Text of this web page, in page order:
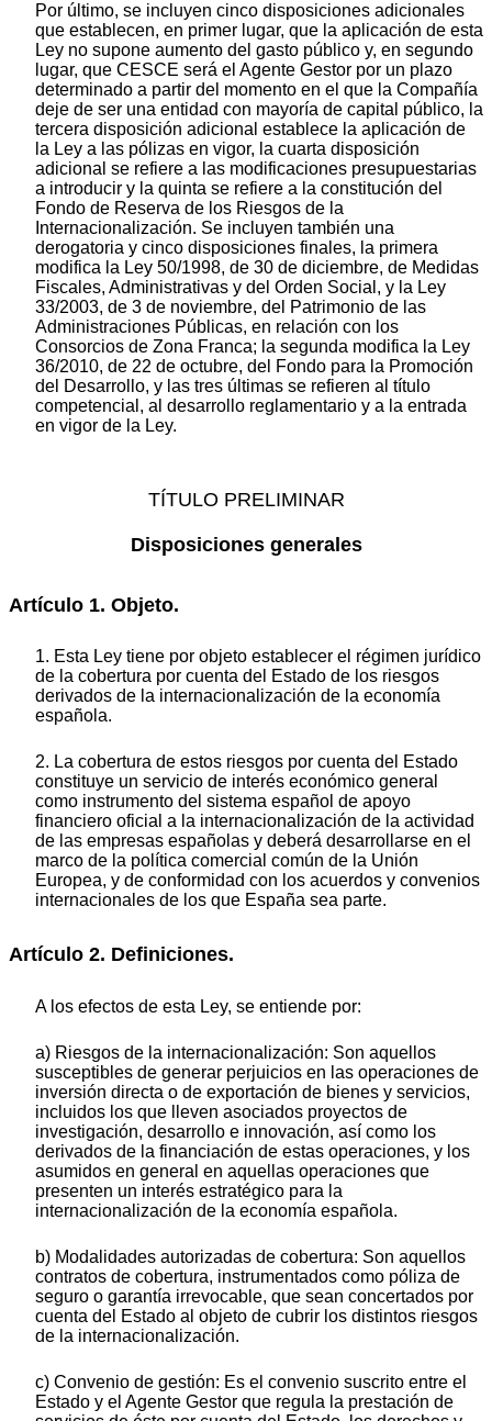
Por último, se incluyen cinco disposiciones adicionales
que establecen, en primer lugar, que la aplicación de esta
Ley no supone aumento del gasto público y, en segundo
lugar, que CESCE será el Agente Gestor por un plazo
determinado a partir del momento en el que la Compañía
deje de ser una entidad con mayoría de capital público, la
tercera disposición adicional establece la aplicación de
la Ley a las pólizas en vigor, la cuarta disposición
adicional se refiere a las modificaciones presupuestarias
a introducir y la quinta se refiere a la constitución del
Fondo de Reserva de los Riesgos de la
Internacionalización. Se incluyen también una
derogatoria y cinco disposiciones finales, la primera
modifica la Ley 50/1998, de 30 de diciembre, de Medidas
Fiscales, Administrativas y del Orden Social, y la Ley
33/2003, de 3 de noviembre, del Patrimonio de las
Administraciones Públicas, en relación con los
Consorcios de Zona Franca; la segunda modifica la Ley
36/2010, de 22 de octubre, del Fondo para la Promoción
del Desarrollo, y las tres últimas se refieren al título
competencial, al desarrollo reglamentario y a la entrada
en vigor de la Ley.
TÍTULO PRELIMINAR
Disposiciones generales
Artículo 1. Objeto.
1. Esta Ley tiene por objeto establecer el régimen jurídico
de la cobertura por cuenta del Estado de los riesgos
derivados de la internacionalización de la economía
española.
2. La cobertura de estos riesgos por cuenta del Estado
constituye un servicio de interés económico general
como instrumento del sistema español de apoyo
financiero oficial a la internacionalización de la actividad
de las empresas españolas y deberá desarrollarse en el
marco de la política comercial común de la Unión
Europea, y de conformidad con los acuerdos y convenios
internacionales de los que España sea parte.
Artículo 2. Definiciones.
A los efectos de esta Ley, se entiende por:
a) Riesgos de la internacionalización: Son aquellos
susceptibles de generar perjuicios en las operaciones de
inversión directa o de exportación de bienes y servicios,
incluidos los que lleven asociados proyectos de
investigación, desarrollo e innovación, así como los
derivados de la financiación de estas operaciones, y los
asumidos en general en aquellas operaciones que
presenten un interés estratégico para la
internacionalización de la economía española.
b) Modalidades autorizadas de cobertura: Son aquellos
contratos de cobertura, instrumentados como póliza de
seguro o garantía irrevocable, que sean concertados por
cuenta del Estado al objeto de cubrir los distintos riesgos
de la internacionalización.
c) Convenio de gestión: Es el convenio suscrito entre el
Estado y el Agente Gestor que regula la prestación de